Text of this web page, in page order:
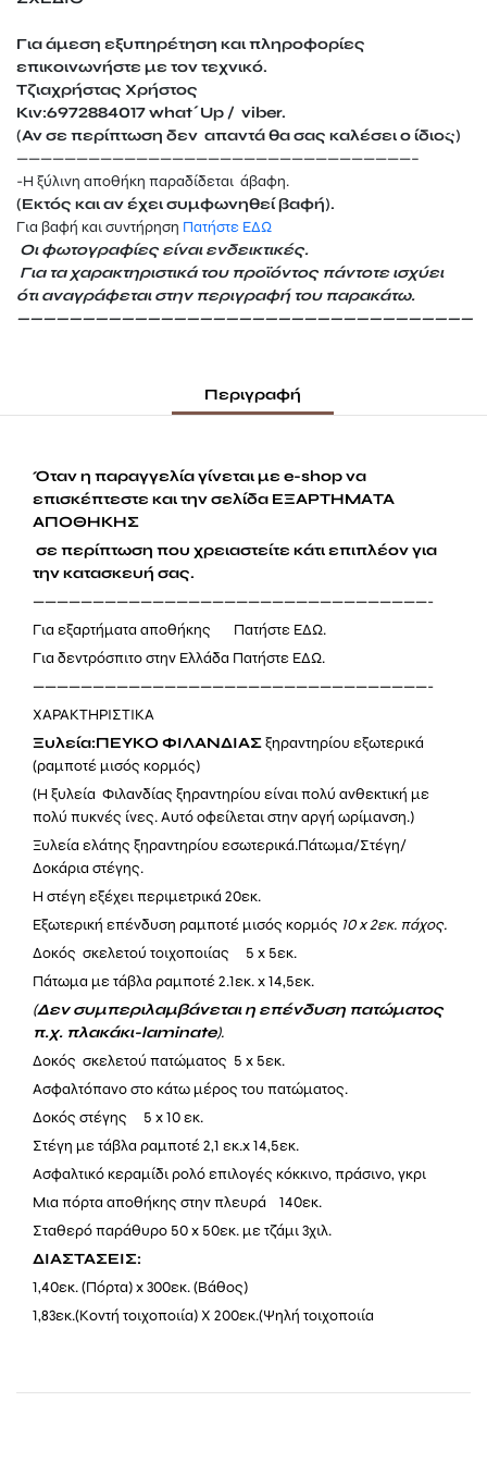
Για άμεση εξυπηρέτηση και πληροφορίες
επικοινωνήστε με τον τεχνικό.
Τζιαχρήστας Χρήστος
Κιν:6972884017 what΄Up / viber.
(Αν σε περίπτωση δεν απαντά θα σας καλέσει ο ίδιος)
—————————————————————————————————–
-Η ξύλινη αποθήκη παραδίδεται άβαφη.
(Εκτός και αν έχει συμφωνηθεί βαφή).
Για βαφή και συντήρηση Πατήστε ΕΔΩ
Οι φωτογραφίες είναι ενδεικτικές.
Για τα χαρακτηριστικά του προϊόντος πάντοτε ισχύει
ότι αναγράφεταιστην περιγραφή του παρακάτω.
———————————————————————————————————
Περιγραφή
Όταν η παραγγελία γίνεται με e-shop να
επισκέπτεστε και την σελίδα ΕΞΑΡΤΗΜΑΤΑ
ΑΠΟΘΗΚΗΣ
σε περίπτωση που χρειαστείτε κάτι επιπλέον για
την κατασκευή σας.
—————————————————————————————————-
Για εξαρτήματα αποθήκης Πατήστε ΕΔΩ.
Για δεντρόσπιτο στην Ελλάδα Πατήστε ΕΔΩ.
—————————————————————————————————-
ΧΑΡΑΚΤΗΡΙΣΤΙΚΑ
Ξυλεία:ΠΕΥΚΟΦΙΛΑΝΔΙΑΣξηραντηρίου εξωτερικά
(ραμποτέ μισός κορμός)
(Η ξυλεία Φιλανδίας ξηραντηρίου είναι πολύ ανθεκτική με
πολύ πυκνές ίνες. Αυτό οφείλεται στην αργή ωρίμανση.)
Ξυλεία ελάτης ξηραντηρίου εσωτερικά.Πάτωμα/Στέγη/
Δοκάρια στέγης.
Η στέγη εξέχει περιμετρικά 20εκ.
Εξωτερική επένδυση ραμποτέ μισός κορμός 10 x 2εκ. πάχος.
Δοκός σκελετού τοιχοποιίας 5 x 5εκ.
Πάτωμα με τάβλα ραμποτέ 2.1εκ. x 14,5εκ.
(Δεν συμπεριλαμβάνεται η επένδυση πατώματος
π.χ. πλακάκι-laminate).
Δοκός σκελετού πατώματος 5 x 5εκ.
Ασφαλτόπανο στο κάτω μέρος του πατώματος.
Δοκός στέγης 5 x 10 εκ.
Στέγη μετάβλα ραμποτέ 2,1 εκ.x14,5εκ.
Ασφαλτικό κεραμίδι ρολό επιλογές κόκκινο, πράσινο, γκρι
Μια πόρτα αποθήκης στην πλευρά 140εκ.
Σταθερό παράθυρο 50 x 50εκ. με τζάμι 3χιλ.
ΔΙΑΣΤΑΣΕΙΣ:
1,40εκ. (Πόρτα) x 300εκ. (Βάθος)
1,83εκ.(Κοντή τοιχοποιία) Χ 200εκ.(Ψηλή τοιχοποιία